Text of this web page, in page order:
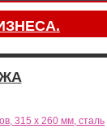
315 x 260 мм, сталь